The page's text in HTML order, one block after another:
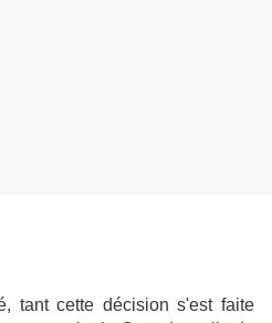
tant cette décision s'est faite